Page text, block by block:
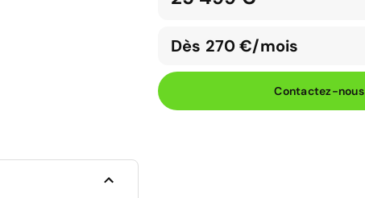
Dès 270 €/mois
Contactez-nous